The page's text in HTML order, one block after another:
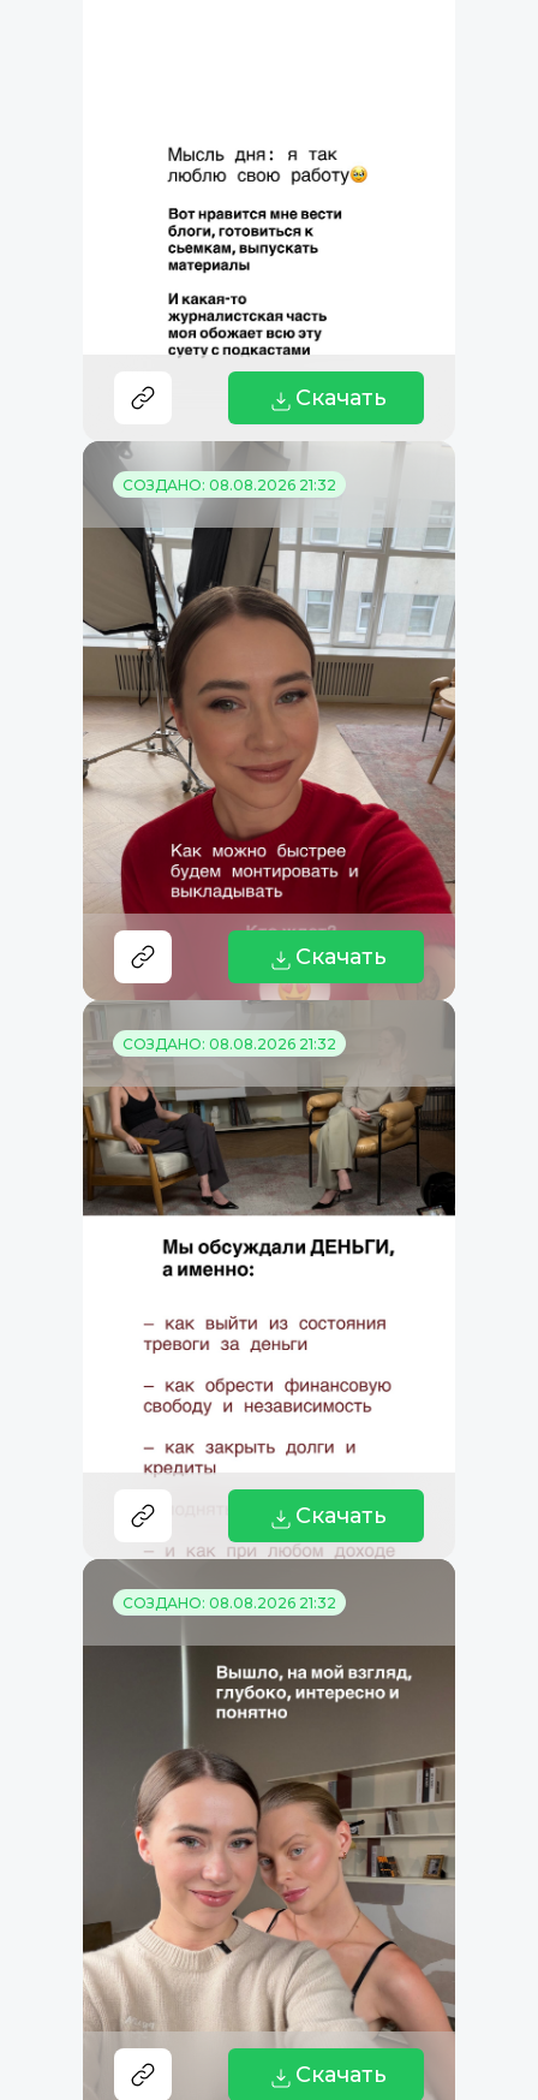
Скачать
СОЗДАНО: 08.08.2026 21:32
Скачать
СОЗДАНО: 08.08.2026 21:32
Скачать
СОЗДАНО: 08.08.2026 21:32
Скачать